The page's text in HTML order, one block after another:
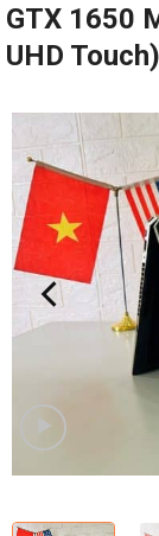
GTX 1650
UHD Touch)